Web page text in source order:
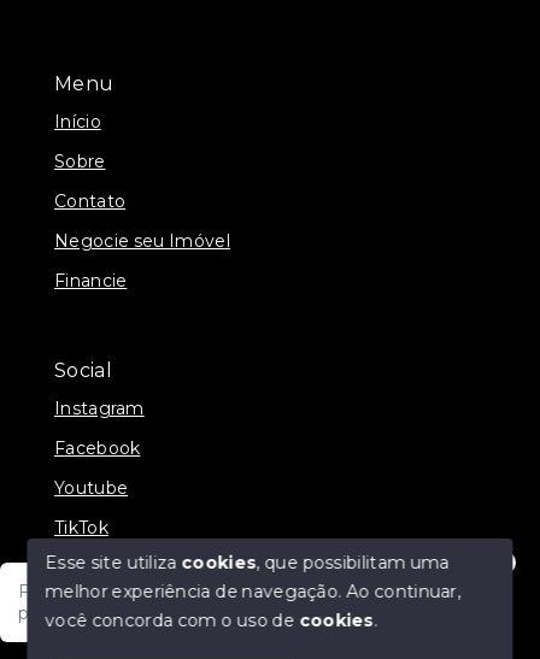
Fale com um de nossos consultores! Estamos
prontos para atende-lo e orienta-lo!
Menu
Início
Sobre
Contato
Negocie seu Imóvel
Financie
Social
Instagram
Facebook
Youtube
TikTok
© Copyright 2026 - JDF NEGOCIOS IMOBILIARIOS -
Esse site utiliza cookies, que possibilitam uma
melhor experiência de navegação.Ao continuar,
você concorda com o uso de cookies.